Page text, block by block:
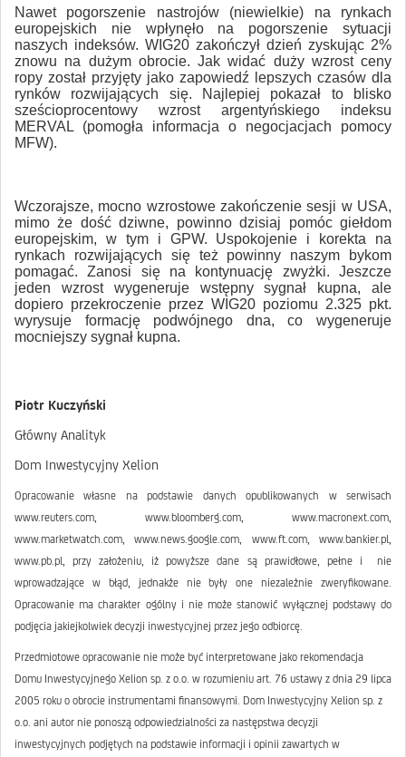
Nawet pogorszenie nastrojów (niewielkie) na rynkach
europejskich nie wpłynęło na pogorszenie sytuacji
naszych indeksów. WIG20 zakończył dzień zyskując 2%
znowu na dużym obrocie. Jak widać duży wzrost ceny
ropy został przyjęty jako zapowiedź lepszych czasów dla
rynków rozwijających się. Najlepiej pokazał to blisko
sześcioprocentowy wzrost argentyńskiego indeksu
MERVAL (pomogła informacja o negocjacjach pomocy
MFW).
Wczorajsze, mocno wzrostowe zakończenie sesji w USA,
mimo że dość dziwne, powinno dzisiaj pomóc giełdom
europejskim, w tym i GPW. Uspokojenie i korekta na
rynkach rozwijających się też powinny naszym bykom
pomagać. Zanosi się na kontynuację zwyżki. Jeszcze
jeden wzrost wygeneruje wstępny sygnał kupna, ale
dopiero przekroczenie przez WIG20 poziomu 2.325 pkt.
wyrysuje formację podwójnego dna, co wygeneruje
mocniejszy sygnał kupna.
Piotr Kuczyński
Główny Analityk
Dom Inwestycyjny Xelion
Opracowanie własne na podstawie danych opublikowanych w serwisach
www.reuters.com, www.bloomberg.com, www.macronext.com,
www.marketwatch.com, www.news.google.com, www.ft.com, www.bankier.pl,
www.pb.pl, przy założeniu, iż powyższe dane są prawidłowe, pełne i nie
wprowadzające w błąd, jednakże nie były one niezależnie zweryfikowane.
Opracowanie ma charakter ogólny i nie może stanowić wyłącznej podstawy do
podjęcia jakiejkolwiek decyzji inwestycyjnej przez jego odbiorcę.
Przedmiotowe opracowanie nie może być interpretowane jako rekomendacja
Domu Inwestycyjnego Xelion sp. z o.o. w rozumieniu art. 76 ustawy z dnia 29 lipca
2005 roku o obrocie instrumentami finansowymi. Dom Inwestycyjny Xelion sp. z
o.o. ani autor nie ponoszą odpowiedzialności za następstwa decyzji
inwestycyjnych podjętych na podstawie informacji i opinii zawartych w